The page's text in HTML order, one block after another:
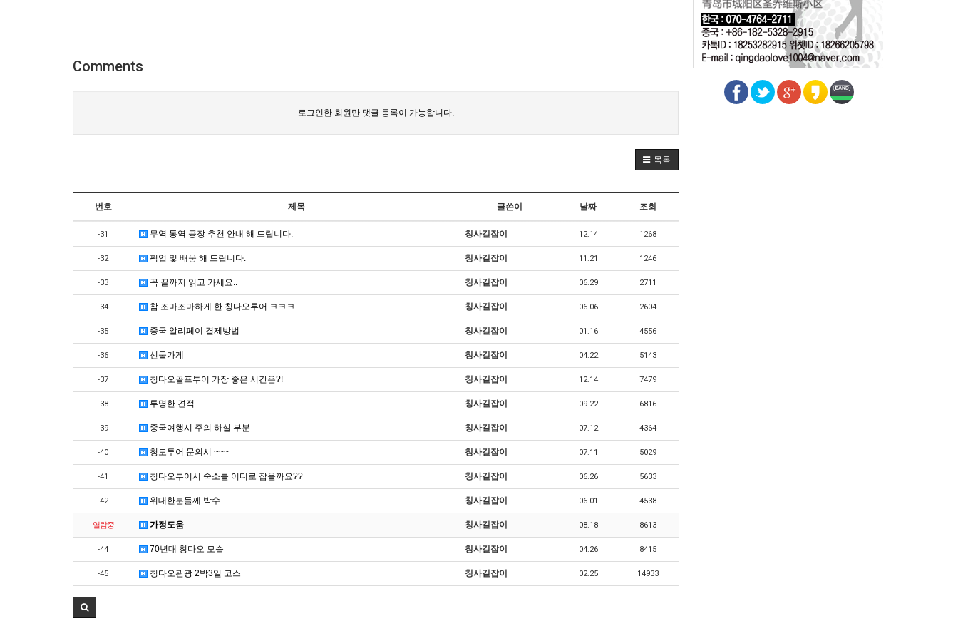
Comments
로그인한 회원만 댓글 등록이 가능합니다.
목록
번호 제목 글쓴이 날짜 조회
-31 무역 통역 공장 추천 안내 해 드립니다. 칭사길잡이 12.14 1268
-32 픽업 및 배웅 해 드립니다. 칭사길잡이 11.21 1246
-33 꼭 끝까지 읽고 가세요.. 칭사길잡이 06.29 2711
-34 참 조마조마하게 한 칭다오투어 ㅋㅋㅋ 칭사길잡이 06.06 2604
-35 중국 알리페이 결제방법 칭사길잡이 01.16 4556
-36 선물가게 칭사길잡이 04.22 5143
-37 칭다오골프투어 가장 좋은 시간은?! 칭사길잡이 12.14 7479
-38 투명한 견적 칭사길잡이 09.22 6816
-39 중국여행시 주의 하실 부분 칭사길잡이 07.12 4364
-40 청도투어 문의시 ~~~ 칭사길잡이 07.11 5029
-41 칭다오투어시 숙소를 어디로 잡을까요?? 칭사길잡이 06.26 5633
-42 위대한분들께 박수 칭사길잡이 06.01 4538
열람중 가정도움 칭사길잡이 08.18 8613
-44 70년대 칭다오 모습 칭사길잡이 04.26 8415
-45 칭다오관광 2박3일 코스 칭사길잡이 02.25 14933